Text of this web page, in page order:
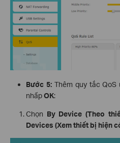
Bước 5:Thêm quy tắc QoS
nhấpOK:
Chọn By Device (Theo
Devices (Xem thiết bị hiện